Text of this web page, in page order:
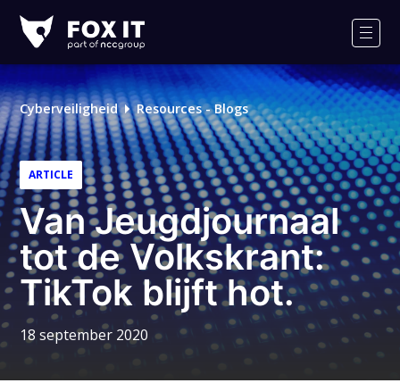
IT
Logo
Cyberveiligheid Resources - Blogs
ARTICLE
Van Jeugdjournaal
tot de Volkskrant:
TikTok blijft hot.
18 september 2020